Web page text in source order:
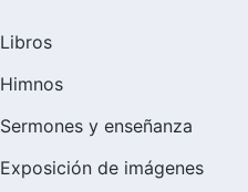
Libros
Himnos
Sermones y enseñanza
Exposición de imágenes